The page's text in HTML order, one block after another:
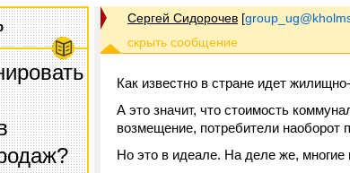
Сергей Сидорочев [
Как известно в стране идет
А это значит, что стоимость
возмещение, потребители
Но это в идеале. На деле же, многие